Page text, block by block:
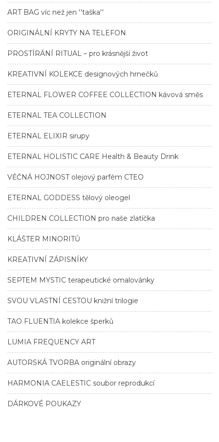
ART BAG víc než jen ''taška''
ORIGINÁLNÍ KRYTY NA TELEFON
PROSTÍRÁNÍ RITUAL – pro krásnější život
KREATIVNÍ KOLEKCE designových hrnečků
ETERNAL FLOWER COFFEE COLLECTION kávová směs
ETERNAL TEA COLLECTION
ETERNAL ELIXIR sirupy
ETERNAL HOLISTIC CARE Health & Beauty Drink
VĚČNÁ HOJNOST olejový parfém CTEO
ETERNAL GODDESS tělový oleogel
CHILDREN COLLECTION pro naše zlatíčka
KLÁŠTER MINORITŮ
KREATIVNÍ ZÁPISNÍKY
SEPTEM MYSTIC terapeutické omalovánky
SVOU VLASTNÍ CESTOU knižní trilogie
TAO FLUENTIA kolekce šperků
LUMIA FREQUENCY ART
AUTORSKÁ TVORBA originální obrazy
HARMONIA CAELESTIC soubor reprodukcí
DÁRKOVÉ POUKAZY